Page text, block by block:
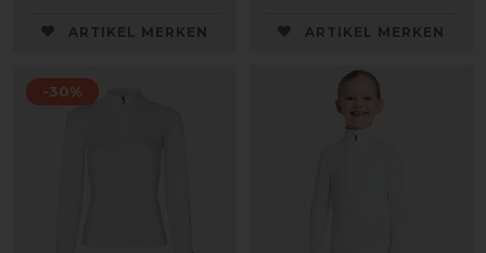
ARTIKEL MERKEN ARTIKEL MERKEN
-30%